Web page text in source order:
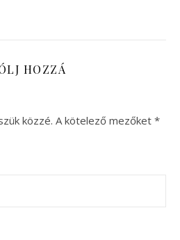
HOZZÁ
közzé. A kötelező mezőket *